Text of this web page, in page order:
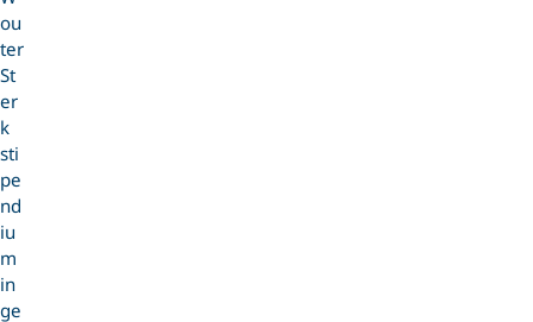
ou
ter
St
er
k
sti
pe
nd
iu
m
in
ge